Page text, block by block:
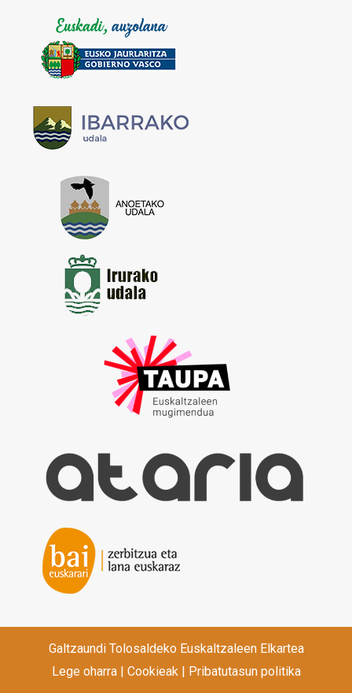
Galtzaundi Tolosaldeko Euskaltzaleen Elkartea
Lege oharra| Cookieak| Pribatutasun politika